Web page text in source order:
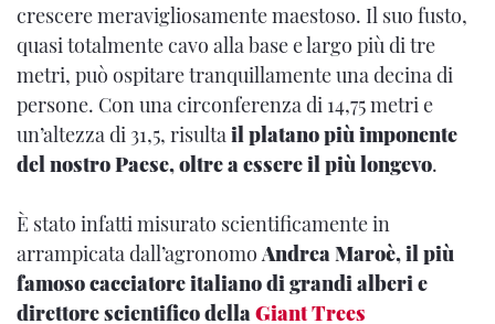
crescere meravigliosamente maestoso. Il suo fusto,
quasi totalmente cavo alla base e largo più di tre
metri, può ospitare tranquillamente una decina di
persone. Con una circonferenza di 14,75 metri e
un’altezza di 31,5, risultail platano più imponente
del nostro Paese, oltre a essere il più longevo.
È stato infatti misurato scientificamente in
arrampicata dall’agronomoAndrea Maroè, il più
famoso cacciatore italiano di grandi alberi e
direttore scientifico dellaGiant Trees